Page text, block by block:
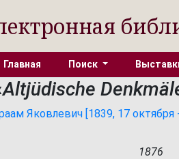
Главная Поиск
Altjüdische
Яковлевич [1839, 17 октября
1876